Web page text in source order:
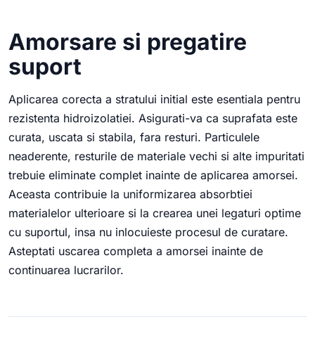
Amorsare si pregatire
suport
Aplicarea corecta a stratului initial este esentiala pentru
rezistenta hidroizolatiei. Asigurati-va ca suprafata este
curata, uscata si stabila, fara resturi. Particulele
neaderente, resturile de materiale vechi si alte impuritati
trebuie eliminate complet inainte de aplicarea amorsei.
Aceasta contribuie la uniformizarea absorbtiei
materialelor ulterioare si la crearea unei legaturi optime
cu suportul, insa nu inlocuieste procesul de curatare.
Asteptati uscarea completa a amorsei inainte de
continuarea lucrarilor.